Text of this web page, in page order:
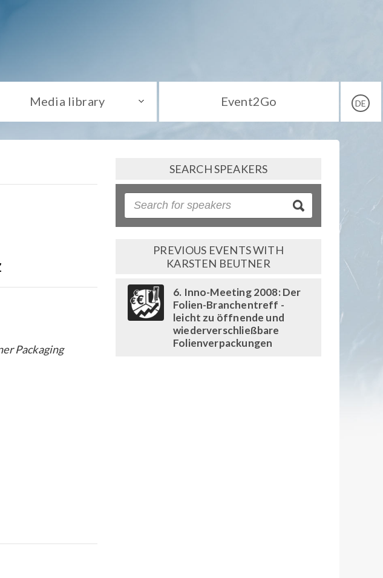
Media library Event2Go DE
Packaging
SEARCH SPEAKERS
PREVIOUS EVENTS WITH
KARSTEN BEUTNER
6. Inno-Meeting 2008: Der
Folien-Branchentreff -
leicht zu öffnende und
wiederverschließbare
Folienverpackungen